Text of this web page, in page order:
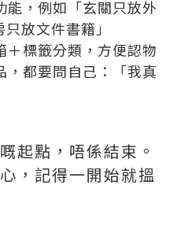
能，例如「玄關只放外
放文件書籍」
＋標籤分類，方便認物
，都要問自己：「我真
起點，唔係結束。
，記得一開始就搵